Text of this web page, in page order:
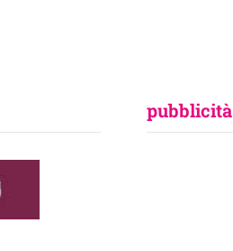
pubblicità